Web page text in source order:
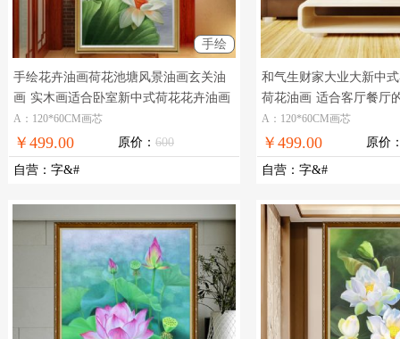
手绘
手绘花卉油画荷花池塘风景油画玄关油
画 实木画适合卧室新中式荷花花卉油画
A：120*60CM画芯
￥499.00 原价： 600
自营 ： 字&#
和气生财家大业大新中
荷花油画 适合客厅餐厅
A：120*60CM画芯
￥499.00 原价
自营 ： 字&#